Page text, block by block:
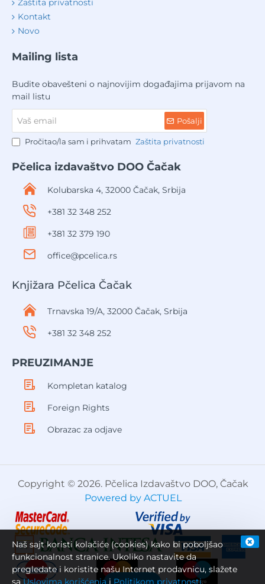
Naš sajt koristi kolačiće (cookies) kako bi poboljšao
funkcionalnost stranice. Ukoliko nastavite da
pregledate i koristite našu Internet prodavnicu, slažete
saUslovima korišćenja i Politikom privatnosti.
Zaštita privatnosti
Kontakt
Novo
Mailing lista
Budite obavešteni o najnovijim događajima prijavom na
mail listu
email
Pošalji
Pročitao/la sam i prihvatam Zaštita privatnosti
Pčelica izdavaštvo DOO Čačak
Kolubarska 4, 32000 Čačak, Srbija
+381 32 348 252
+381 32 379 190
office@pcelica.rs
Knjižara Pčelica Čačak
Trnavska 19/A, 32000 Čačak, Srbija
+381 32 348 252
PREUZIMANJE
Kompletan katalog
Foreign Rights
Obrazac za odjave
Copyright © 2026. Pčelica Izdavaštvo DOO, Čačak
Powered by ACTUEL